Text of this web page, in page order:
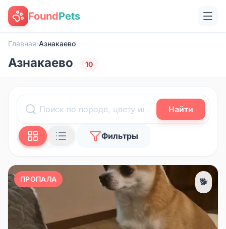
FoundPets
Главная›Азнакаево
Азнакаево 10
Найти
Фильтры
ПРОПАЛА 🐕